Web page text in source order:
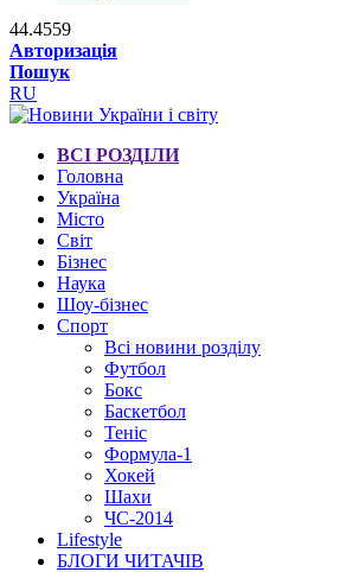
44.4559
Авторизація
Пошук
RU
ВСІ РОЗДІЛИ
Головна
Україна
Місто
Світ
Бізнес
Наука
Шоу-бізнес
Спорт
Всі новини розділу
Футбол
Бокс
Баскетбол
Теніс
Формула-1
Хокей
Шахи
ЧС-2014
Lifestyle
БЛОГИ ЧИТАЧІВ